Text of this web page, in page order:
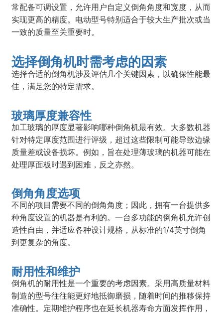
常配备可调设置，允许用户自定义倒角角度和宽度，从而
实现更高的精度。电动型号特别适合于较大生产批次或当
一致的质量至关重要时。
选择倒角机时需考虑的因素
选择合适的倒角机涉及评估几个关键因素，以确保性能最
佳，满足您的特定需求。
玻璃厚度兼容性
加工玻璃的厚度显著影响哪种倒角机最有效。大多数机器
针对特定厚度范围进行评级，超过这些限制可能导致边缘
质量差或设备损坏。例如，旨在处理薄玻璃的机器可能在
处理厚面板时遇到困难，反之亦然。
倒角角度选项
不同的项目需要不同的倒角角度；因此，拥有一台提供多
种角度设置的机器是有利的。一台多功能的倒角机允许创
造性自由，并适应各种设计规格，从标准的1/4英寸倒角
到更复杂的角度。
耐用性和维护
倒角机的耐用性是一个重要的考虑因素。采用高质量材料
制造的型号往往能更好地抵御磨损，随着时间的推移保持
准确性。定期维护程序也在延长机器寿命方面发挥作用，